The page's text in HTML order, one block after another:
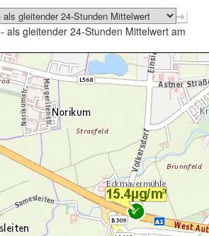
- als gleitender 24-Stunden Mittelwert am